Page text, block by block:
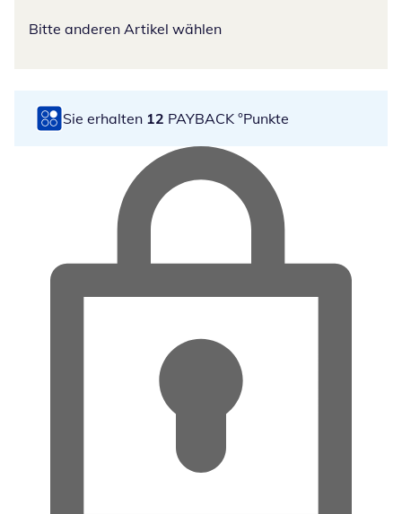
Bitte anderen Artikel wählen
Sie erhalten 12 PAYBACK °Punkte